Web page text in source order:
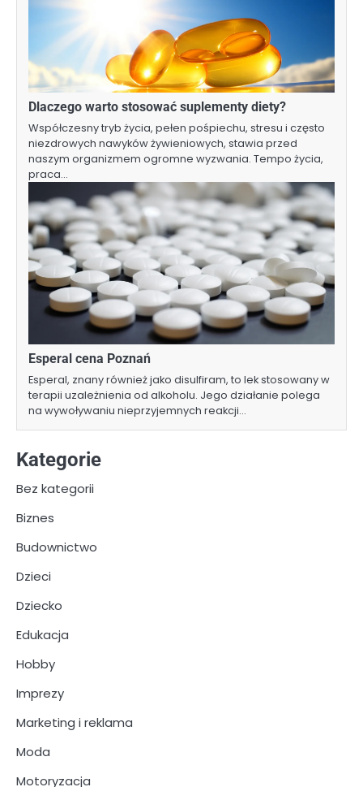
Dlaczego warto stosować suplementy diety?
Współczesny tryb życia, pełen pośpiechu, stresu i często
niezdrowych nawyków żywieniowych, stawia przed
naszym organizmem ogromne wyzwania. Tempo życia,
praca…
Esperal cena Poznań
Esperal, znany również jako disulfiram, to lek stosowany w
terapii uzależnienia od alkoholu. Jego działanie polega
na wywoływaniu nieprzyjemnych reakcji…
Kategorie
Bez kategorii
Biznes
Budownictwo
Dzieci
Dziecko
Edukacja
Hobby
Imprezy
Marketing i reklama
Moda
Motoryzacja